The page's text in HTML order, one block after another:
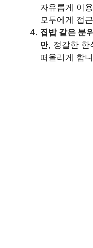
자유롭게 이
모두에게 접
집밥 같은 분
만, 정갈한 한
떠올리게 합